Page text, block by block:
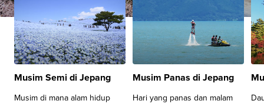
Musim Semi di Jepang
Musim di mana alam hidup
Musim Panas di Jepang
Hari yang panas dan malam